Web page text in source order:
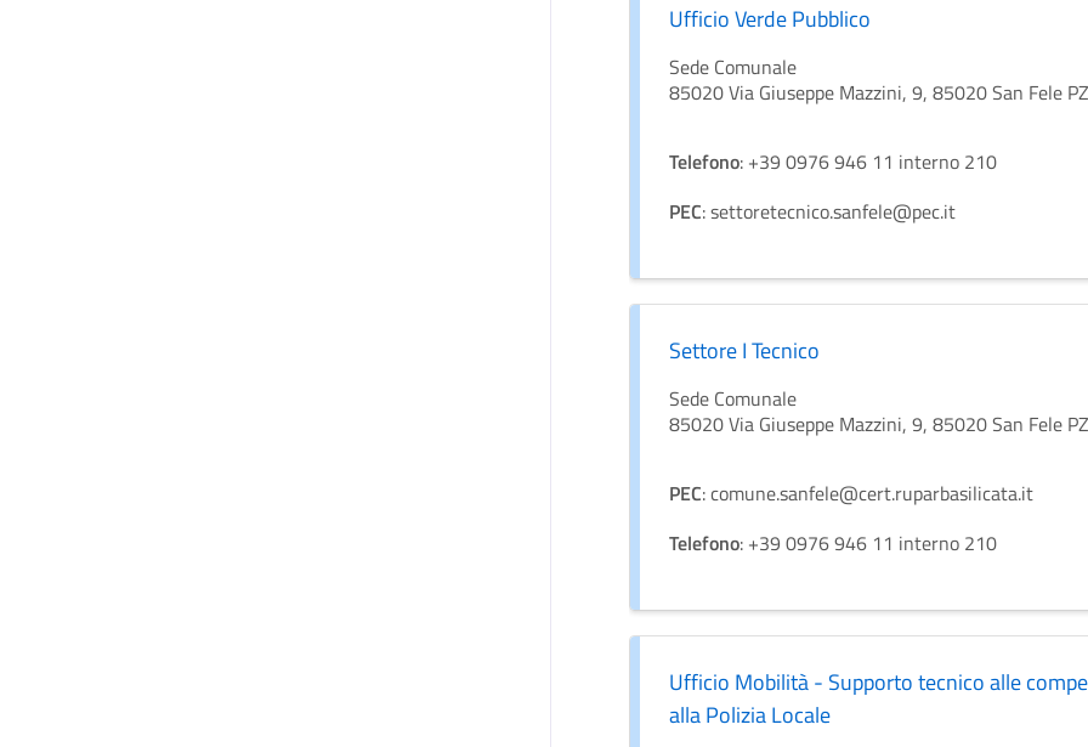
Ufficio Verde Pubblico
Sede Comunale
85020 Via Giuseppe Mazzini, 9, 85020 San Fele
Telefono: +39 0976 946 11 interno 210
PEC: settoretecnico.sanfele@pec.it
Settore I Tecnico
Sede Comunale
85020 Via Giuseppe Mazzini, 9, 85020 San Fele
PEC: comune.sanfele@cert.ruparbasilicata.it
Telefono: +39 0976 946 11 interno 210
Ufficio Mobilità - Supporto tecnico alle
alla Polizia Locale